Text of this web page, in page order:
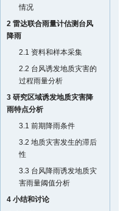
情况
2 雷达联合雨量计估测台风
降雨
2.1 资料和样本采集
2.2 台风诱发地质灾害的
过程雨量分析
3 研究区域诱发地质灾害降
雨特点分析
3.1 前期降雨条件
3.2 地质灾害发生的滞后
性
3.3 台风降雨诱发地质灾
害雨量阈值分析
4 小结和讨论